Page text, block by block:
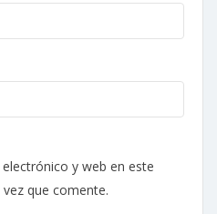
y web en este
que comente.